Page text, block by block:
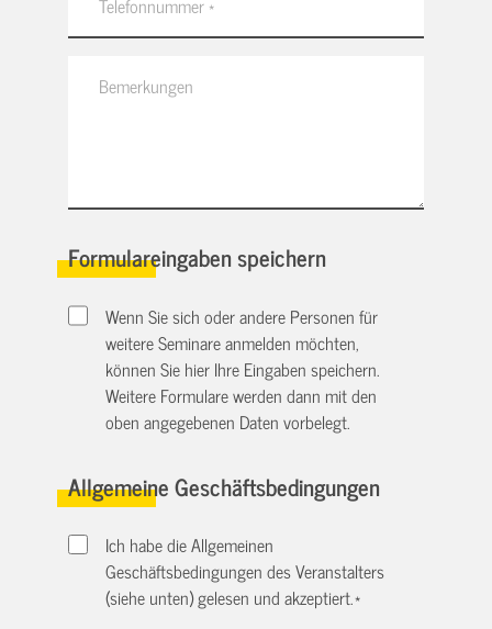
Formulareingaben speichern
Wenn Sie sich oder andere Personen für
weitere Seminare anmelden möchten,
können Sie hier Ihre Eingaben speichern.
Weitere Formulare werden dann mit den
oben angegebenen Daten vorbelegt.
Allgemeine Geschäftsbedingungen
Ich habe die Allgemeinen
Geschäftsbedingungen des Veranstalters
(siehe unten) gelesen und akzeptiert.*